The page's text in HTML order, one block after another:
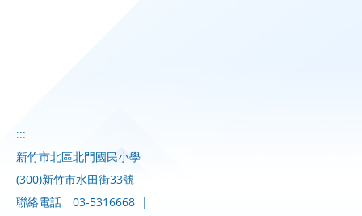
:::
新竹市北區北門國民小學
(300)新竹市水田街33號
聯絡電話
03-5316668 |